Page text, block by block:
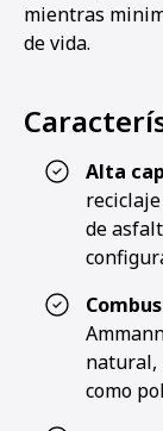
mientras
de vida.
Alta
de
natural,
como